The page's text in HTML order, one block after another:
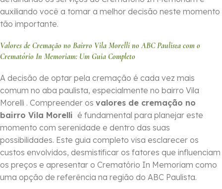
auxiliando você a tomar a melhor decisão neste momento
tão importante.
Valores de Cremação no Bairro Vila Morelli no ABC Paulista com o
Crematório In Memoriam: Um Guia Completo
A decisão de optar pela cremação é cada vez mais
comum no aba paulista, especialmente no bairro Vila
Morelli . Compreender os valores de cremação no
bairro Vila Morelli é fundamental para planejar este
momento com serenidade e dentro das suas
possibilidades. Este guia completo visa esclarecer os
custos envolvidos, desmistificar os fatores que influenciam
os preços e apresentar o Crematório In Memoriam como
uma opção de referência na região do ABC Paulista.